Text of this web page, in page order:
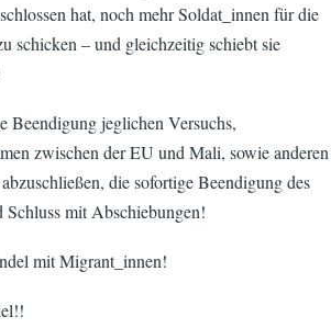
hat, noch mehr Soldat_innen für die
schicken – und gleichzeitig schiebt sie
Beendigung jeglichen Versuchs,
zwischen der EU und Mali, sowie anderen
die sofortige Beendigung des
Schluss mit Abschiebungen!
mit Migrant_innen!